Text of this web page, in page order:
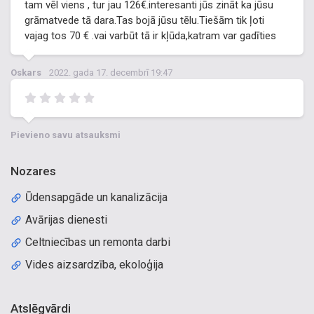
tam vēl viens , tur jau 126€.interesanti jūs zināt ka jūsu
grāmatvede tā dara.Tas bojā jūsu tēlu.Tiešām tik ļoti
vajag tos 70 € .vai varbūt tā ir kļūda,katram var gadīties
Oskars 2022. gada 17. decembrī 19:47
Pievieno savu atsauksmi
Nozares
Ūdensapgāde un kanalizācija
Avārijas dienesti
Celtniecības un remonta darbi
Vides aizsardzība, ekoloģija
Atslēgvārdi